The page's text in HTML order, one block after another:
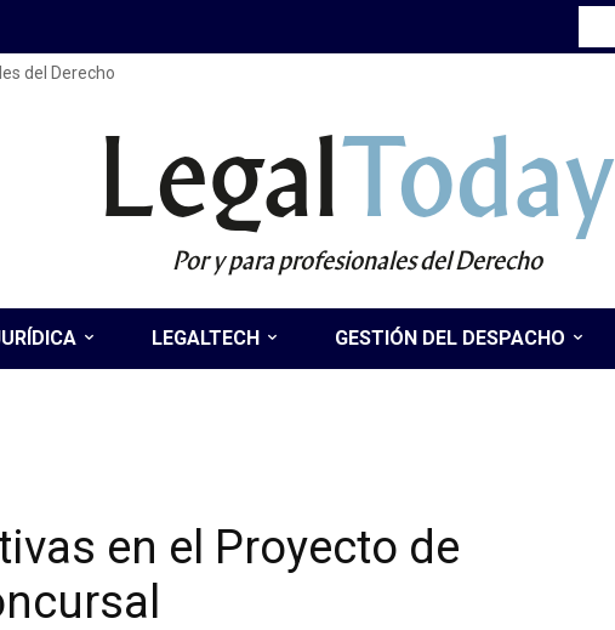
del Derecho
LegalToday
Por y para profesionales del Derecho
LEGALTECH GESTIÓN DEL DESPACHO
en el Proyecto de